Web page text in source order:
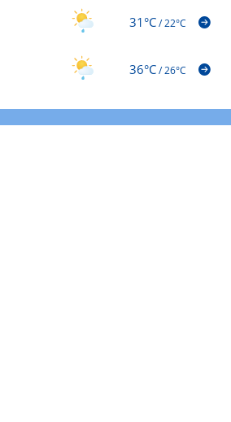
31°C/22°C
36°C/26°C